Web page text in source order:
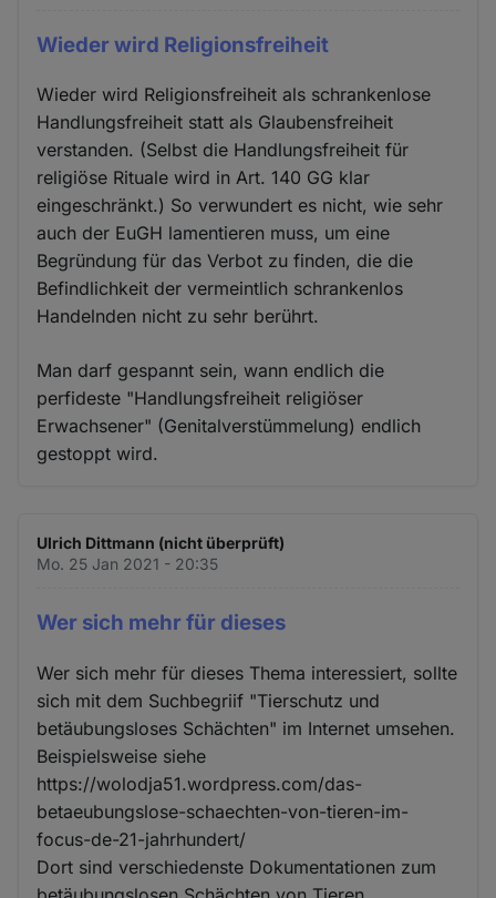
Wieder wird Religionsfreiheit
Wieder wird Religionsfreiheit als schrankenlose
Handlungsfreiheit statt als Glaubensfreiheit
verstanden. (Selbst die Handlungsfreiheit für
religiöse Rituale wird in Art. 140 GG klar
eingeschränkt.) So verwundert es nicht, wie sehr
auch der EuGH lamentieren muss, um eine
Begründung für das Verbot zu finden, die die
Befindlichkeit der vermeintlich schrankenlos
Handelnden nicht zu sehr berührt.
Man darf gespannt sein, wann endlich die
perfideste "Handlungsfreiheit religiöser
Erwachsener" (Genitalverstümmelung) endlich
gestoppt wird.
Ulrich Dittmann (nicht überprüft)
Mo. 25 Jan 2021 - 20:35
Wer sich mehr für dieses
Wer sich mehr für dieses Thema interessiert, sollte
sich mit dem Suchbegriif "Tierschutz und
betäubungsloses Schächten" im Internet umsehen.
Beispielsweise siehe
https://wolodja51.wordpress.com/das-
betaeubungslose-schaechten-von-tieren-im-
focus-de-21-jahrhundert/
Dort sind verschiedenste Dokumentationen zum